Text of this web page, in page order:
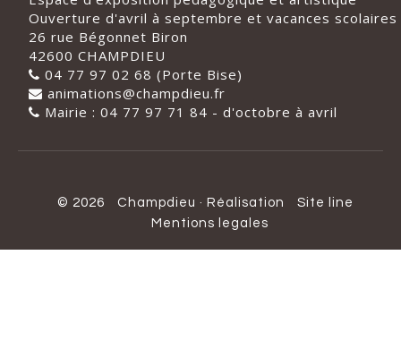
Ouverture d'avril à septembre et vacances scolaires
26 rue Bégonnet Biron
42600 CHAMPDIEU
04 77 97 02 68 (Porte Bise)
animations@champdieu.fr
Mairie : 04 77 97 71 84 - d'octobre à avril
© 2026 Champdieu · Réalisation
Site line
Mentions legales